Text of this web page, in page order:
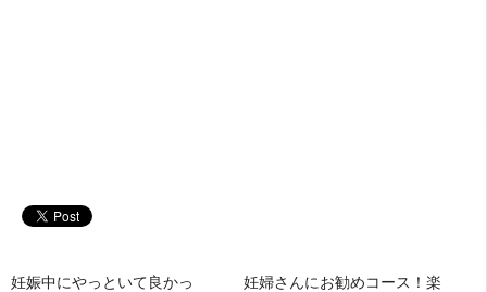
妊娠中にやっといて良かっ
妊婦さんにお勧めコース！楽